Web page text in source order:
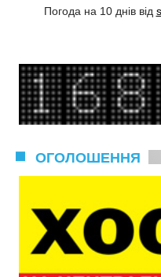
Погода на 10 днів від
ОГОЛОШЕННЯ